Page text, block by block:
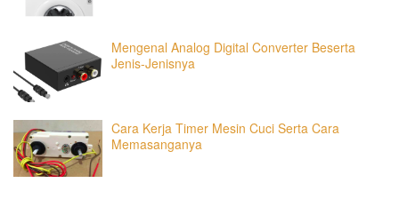
Mengenal Analog Digital Converter Beserta
Jenis-Jenisnya
Cara Kerja Timer Mesin Cuci Serta Cara
Memasanganya